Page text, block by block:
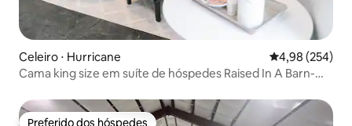
Celeiro ⋅ Hurricane 4,98 de uma
4,98 (254)
Cama king size em suíte de hóspedes Raised In A Barn-
Preferido dos hóspedes